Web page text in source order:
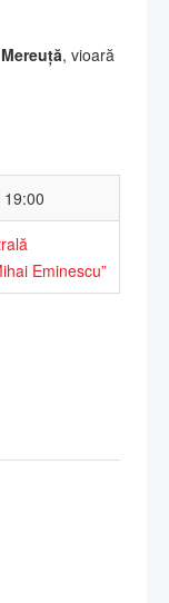
, vioară
Eminescu”